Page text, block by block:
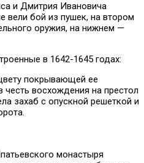
и Дмитрия Ивановича
вели бой из пушек, на втором
оружия, на нижнем —
в 1642-1645 годах:
покрывающей ее
честь восхождения на престол
захаб с опускной решеткой и
монастыря